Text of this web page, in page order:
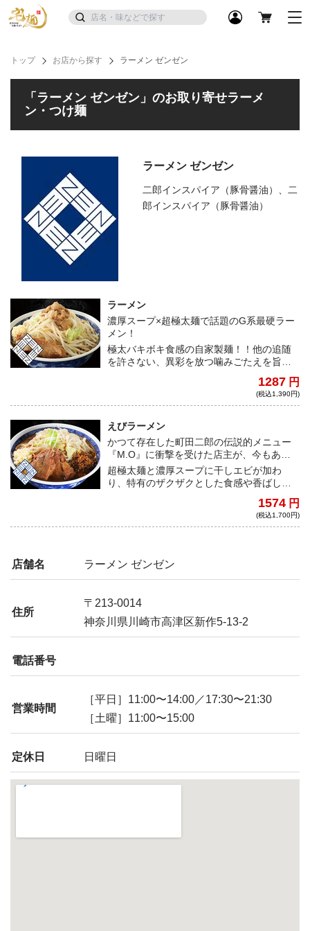
トップ お店から探す ラーメン ゼンゼン
「ラーメン ゼンゼン」のお取り寄せラーメ
ン・つけ麺
ラーメン ゼンゼン
二郎インスパイア（豚骨醤油）、二
郎インスパイア（豚骨醤油）
ラーメン
濃厚スープ×超極太麺で話題のG系最硬ラー
メン！
極太バキボキ食感の自家製麺！！他の追随
を許さない、異彩を放つ噛みごたえを旨甘
1287 円
(税込1,390円)
えびラーメン
かつて存在した町田二郎の伝説的メニュー
『M.O』に衝撃を受けた店主が、今もあの
味を追い求めながら作る一杯！
超極太麺と濃厚スープに干しエビが加わ
り、特有のザクザクとした食感や香ばしい
1574 円
(税込1,700円)
店舗名 ラーメン ゼンゼン
住所
〒213-0014
神奈川県川崎市高津区新作5-13-2
電話番号
営業時間
［平日］11:00〜14:00／17:30〜21:30
［土曜］11:00〜15:00
定休日 日曜日